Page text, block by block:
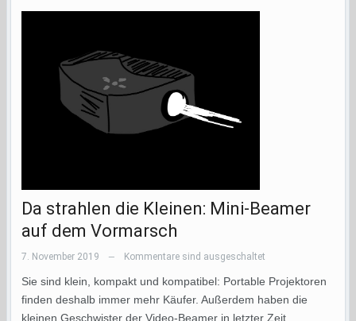
Da strahlen die Kleinen: Mini-Beamer
auf dem Vormarsch
7. November 2019 — Kommentare sind ausgeschaltet
Sie sind klein, kompakt und kompatibel: Portable Projektoren
finden deshalb immer mehr Käufer. Außerdem haben die
kleinen Geschwister der Video-Beamer in letzter Zeit